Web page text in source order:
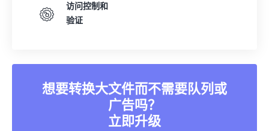
访问控制和
验证
想要转换大文件而不需要队列或
广告吗？
立即升级